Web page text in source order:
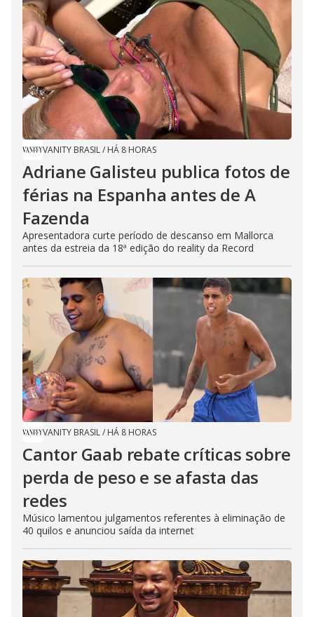
VANITY BRASIL/ HÁ 8 HORAS
Adriane Galisteu publica fotos de
férias na Espanha antes de A
Fazenda
Apresentadora curte período de descanso em Mallorca
antes da estreia da 18ª edição do reality da Record
VANITY BRASIL/ HÁ 8 HORAS
Cantor Gaab rebate críticas sobre
perda de peso e se afasta das
redes
Músico lamentou julgamentos referentes à eliminação de
40 quilos e anunciou saída da internet